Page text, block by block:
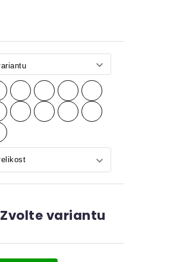
Zvolte variantu